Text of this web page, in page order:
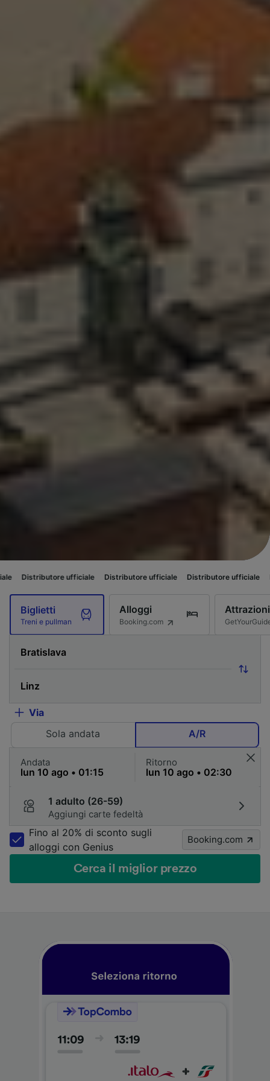
ufficiale Distributore ufficiale Distributore ufficiale Distributore
Biglietti
Treni e pullman
Alloggi
Booking.com
Attrazioni
Via
Sola andata
A/R
Andata Ritorno
1 adulto (26-59)
Aggiungi carte fedeltà
Fino al 20% di sconto sugli
alloggi con Genius
Booking.com
Cerca il miglior prezzo